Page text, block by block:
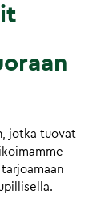
jotka tuovat